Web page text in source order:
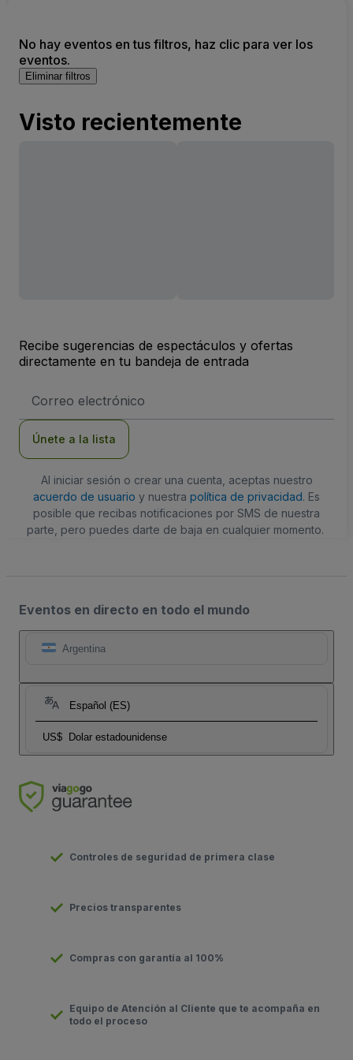
No hay eventos en tus filtros, haz clic para ver los
eventos.
Eliminar filtros
Visto recientemente
Recibe sugerencias de espectáculos y ofertas
directamente en tu bandeja de entrada
de
Únete a la lista
Al iniciar sesión o crear una cuenta, aceptas nuestro
acuerdo de usuario y nuestra política de privacidad. Es
posible que recibas notificaciones por SMS de nuestra
parte, pero puedes darte de baja en cualquier momento.
Eventos en directo en todo el mundo
Argentina
Español (ES)
US$ Dolar estadounidense
Controles de seguridad de primera clase
Precios transparentes
Compras con garantía al 100%
Equipo de Atención al Cliente que te acompaña en
todo el proceso